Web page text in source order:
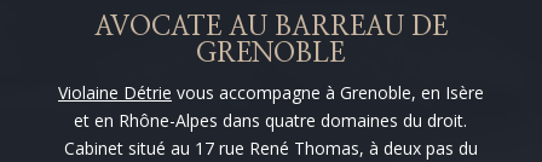
AVOCATE AU BARREAU DE
GRENOBLE
Violaine Détrie vous accompagne à Grenoble, en Isère
et en Rhône-Alpes dans quatre domaines du droit.
Cabinet situé au 17 rue René Thomas, à deux pas du